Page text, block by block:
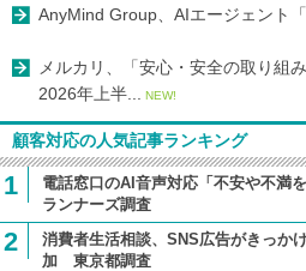
AnyMind Group、AIエージェント
メルカリ、「安心・安全の取り組
2026年上半...
NEW!
顧客対応の人気記事ランキング
1
電話窓口のAI音声対応「不安や不満
ランナーズ調査
2
消費者生活相談、SNS広告がきっか
加 東京都調査